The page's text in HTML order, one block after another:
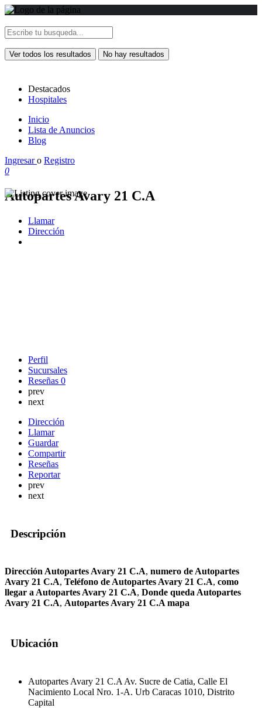
Ver todos los resultados No hay resultados
Destacados
Hospitales
Inicio
Lista de Anuncios
Blog
Ingresaro Registro
0
Autopartes Avary 21 C.A
Llamar
Dirección
Perfil
Sucursales
Reseñas 0
prev
next
Dirección
Llamar
Guardar
Compartir
Reseñas
Reportar
prev
next
Descripción
Dirección Autopartes Avary 21 C.A, numero de Autopartes
Avary 21 C.A, Teléfono de Autopartes Avary 21 C.A, como
llegar a Autopartes Avary 21 C.A, Donde queda Autopartes
Avary 21 C.A, Autopartes Avary 21 C.A mapa
Ubicación
Autopartes Avary 21 C.A Av. Sucre de Catia, Calle El
Nacimiento Local Nro. 1-A. Urb Caracas 1010, Distrito
Capital